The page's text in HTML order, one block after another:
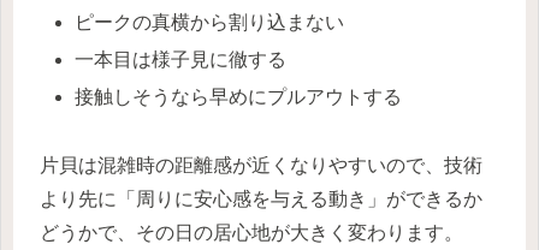
ピークの真横から割り込まない
一本目は様子見に徹する
接触しそうなら早めにプルアウトする
片貝は混雑時の距離感が近くなりやすいので、技術
より先に「周りに安心感を与える動き」ができるか
どうかで、その日の居心地が大きく変わります。